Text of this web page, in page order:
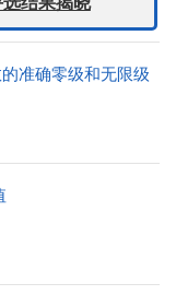
准确零级和无限级
结果揭晓